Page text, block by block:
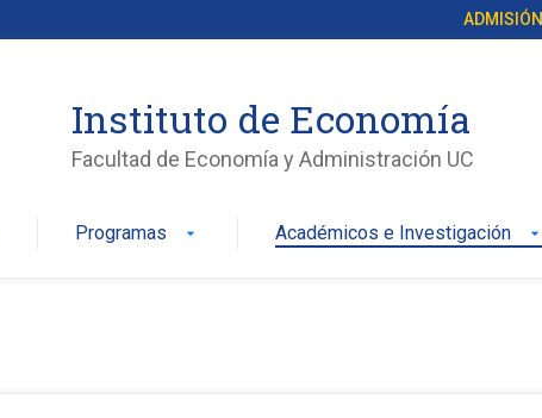
ADMISIÓN
Instituto de Economía
Facultad de Economía y Administración UC
Programas arrow_drop_down Académicos e Investigación arrow_drop_down